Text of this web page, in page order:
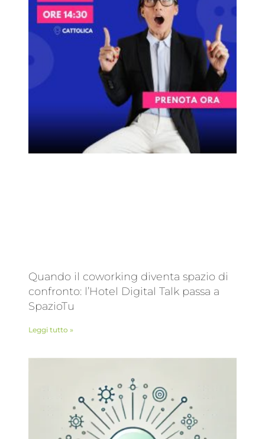
Quando il coworking diventa spazio di
confronto: l’Hotel Digital Talk passa a
SpazioTu
Leggi tutto »